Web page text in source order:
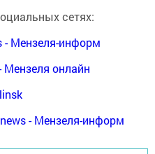
сетях:
- Мензеля-информ
Мензеля онлайн
- Мензеля-информ